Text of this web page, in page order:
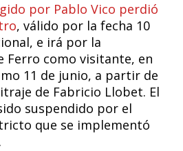
por Pablo Vico perdió
, válido por la fecha 10
e irá por la
Ferro como visitante, en
11 de junio, a partir de
de Fabricio Llobet. El
suspendido por el
que se implementó